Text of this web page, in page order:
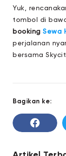
Yuk,
tombol di
bookingSewa
perjalanan
bersama
Bagikan ke: